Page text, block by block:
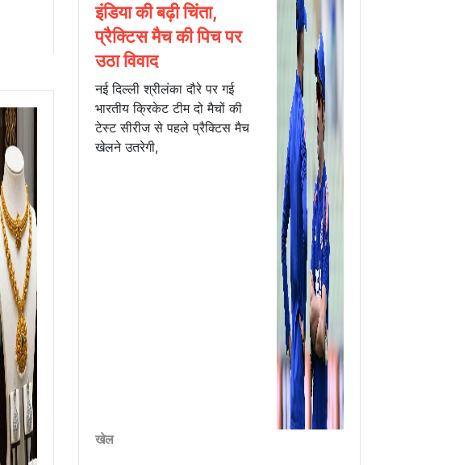
इंडिया की बढ़ी चिंता,
प्रैक्टिस मैच की पिच पर
उठा विवाद
नई दिल्ली श्रीलंका दौरे पर गई
भारतीय क्रिकेट टीम दो मैचों की
टेस्ट सीरीज से पहले प्रैक्टिस मैच
खेलने उतरेगी,
खेल